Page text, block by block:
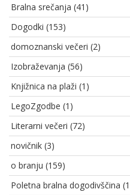
Bralna srečanja (41)
Dogodki (153)
domoznanski večeri (2)
Izobraževanja (56)
Knjižnica na plaži (1)
LegoZgodbe (1)
Literarni večeri (72)
novičnik (3)
o branju (159)
Poletna bralna dogodivščina